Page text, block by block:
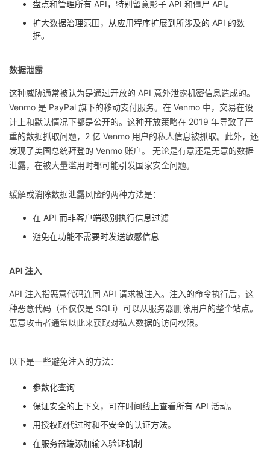
盘点和管理所有 API，特别留意影子 API 和僵尸 API。
扩大数据治理范围，从应用程序扩展到所涉及的 API 的数
据。
数据泄露
这种威胁通常被认为是通过开放的 API 意外泄露机密信息造成的。
Venmo 是 PayPal 旗下的移动支付服务。在 Venmo 中，交易在设
计上和默认情况下都是公开的。这种开放策略在 2019 年导致了严
重的数据抓取问题，2 亿 Venmo 用户的私人信息被抓取。此外，还
发现了美国总统拜登的 Venmo 账户。 无论是有意还是无意的数据
泄露，在被大量滥用时都可能引发国家安全问题。
缓解或消除数据泄露风险的两种方法是：
在 API 而非客户端级别执行信息过滤
避免在功能不需要时发送敏感信息
API 注入
API 注入指恶意代码连同 API 请求被注入。注入的命令执行后，这
种恶意代码（不仅仅是 SQLi）可以从服务器删除用户的整个站点。
恶意攻击者通常以此来获取对私人数据的访问权限。
以下是一些避免注入的方法：
参数化查询
保证安全的上下文，可在时间线上查看所有 API 活动。
用授权取代过时和不安全的认证方法。
在服务器端添加输入验证机制